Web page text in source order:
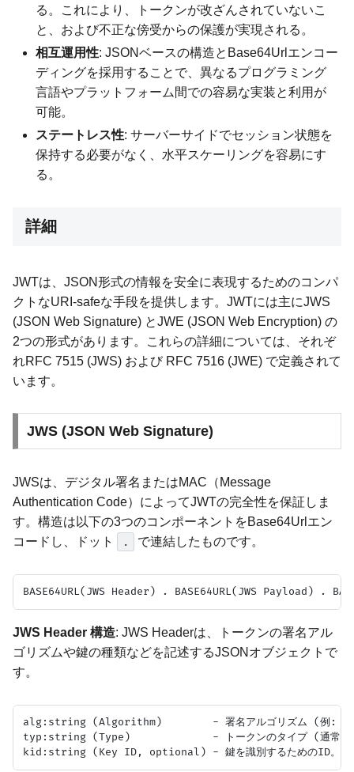
る。これにより、トークンが改ざんされていないこ
と、および不正な傍受からの保護が実現される。
相互運用性: JSONベースの構造とBase64Urlエンコー
ディングを採用することで、異なるプログラミング
言語やプラットフォーム間での容易な実装と利用が
可能。
ステートレス性: サーバーサイドでセッション状態を
保持する必要がなく、水平スケーリングを容易にす
る。
詳細
JWTは、JSON形式の情報を安全に表現するためのコンパ
クトなURI-safeな手段を提供します。JWTには主にJWS
(JSON Web Signature) とJWE (JSON Web Encryption) の
2つの形式があります。これらの詳細については、それぞ
れRFC 7515 (JWS) および RFC 7516 (JWE) で定義されて
います。
JWS (JSON Web Signature)
JWSは、デジタル署名またはMAC（Message
Authentication Code）によってJWTの完全性を保証しま
す。構造は以下の3つのコンポーネントをBase64Urlエン
コードし、ドット
. で連結したものです。
JWS Header 構造: JWS Headerは、トークンの署名アル
ゴリズムや鍵の種類などを記述するJSONオブジェクトで
す。
alg:string (Algorithm)        - 署名アルゴリズム (例:
typ:string (Type)             - トークンのタイプ (通常は